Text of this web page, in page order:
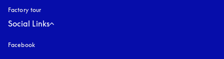
Factory tour
Social Links
Facebook